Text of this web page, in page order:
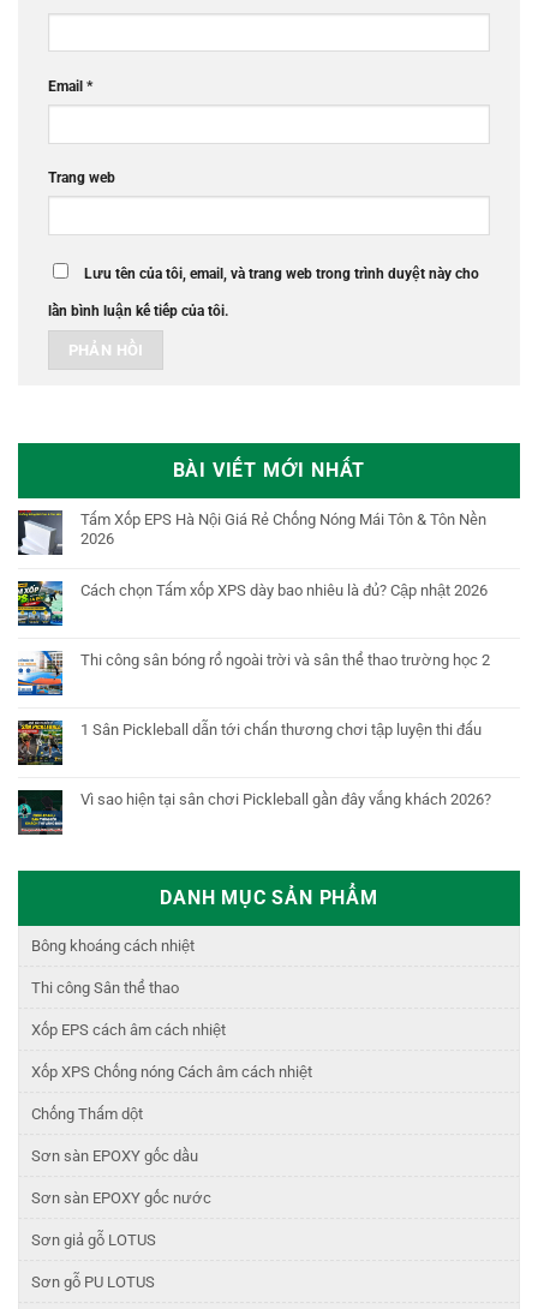
BÀI VIẾT MỚI NHẤT
Tấm Xốp EPS Hà Nội Giá Rẻ Chống Nóng Mái Tôn & Tôn Nền
2026
Cách chọn Tấm xốp XPS dày bao nhiêu là đủ? Cập nhật 2026
Thi công sân bóng rổ ngoài trời và sân thể thao trường học 2
1 Sân Pickleball dẫn tới chấn thương chơi tập luyện thi đấu
Vì sao hiện tại sân chơi Pickleball gần đây vắng khách 2026?
DANH MỤC SẢN PHẨM
Bông khoáng cách nhiệt
Thi công Sân thể thao
Xốp EPS cách âm cách nhiệt
Xốp XPS Chống nóng Cách âm cách nhiệt
Chống Thấm dột
Sơn sàn EPOXY gốc dầu
Sơn sàn EPOXY gốc nước
Sơn giả gỗ LOTUS
Sơn gỗ PU LOTUS
Email *
Trang web
Lưu tên của tôi, email, và trang web trong trình duyệt này cho
lần bình luận kế tiếp của tôi.